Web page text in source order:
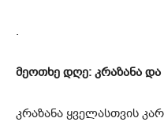
.
მეოთხე დღე: კრაზანა
კრაზანა ყველასთვის